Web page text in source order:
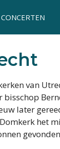
CONCERTEN
van
later
Domkerk